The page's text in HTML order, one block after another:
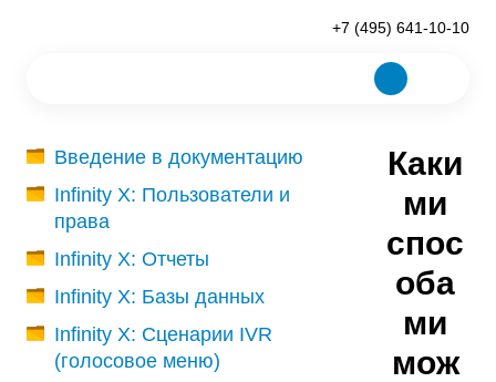
+7 (495) 641-10-10
Введение в документацию
Infinity X: Пользователи и
права
Infinity X: Отчеты
Infinity X: Базы данных
Infinity X: Сценарии IVR
(голосовое меню)
Каки
ми
спос
оба
ми
мож